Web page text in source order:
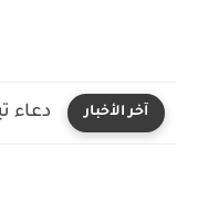
آخر الأخبار دعاء